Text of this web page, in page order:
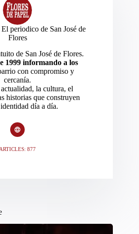
periodico de San José de
Flores
de San José de Flores.
1999 informando a los
con compromiso y
cercanía.
la cultura, el
historias que construyen
día a día.
ARTICLES: 877